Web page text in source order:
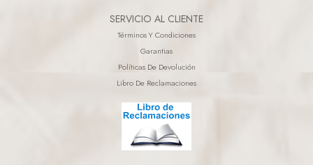
SERVICIO AL CLIENTE
Términos Y Condiciones
Garantias
Políticas De Devolución
Libro De Reclamaciones